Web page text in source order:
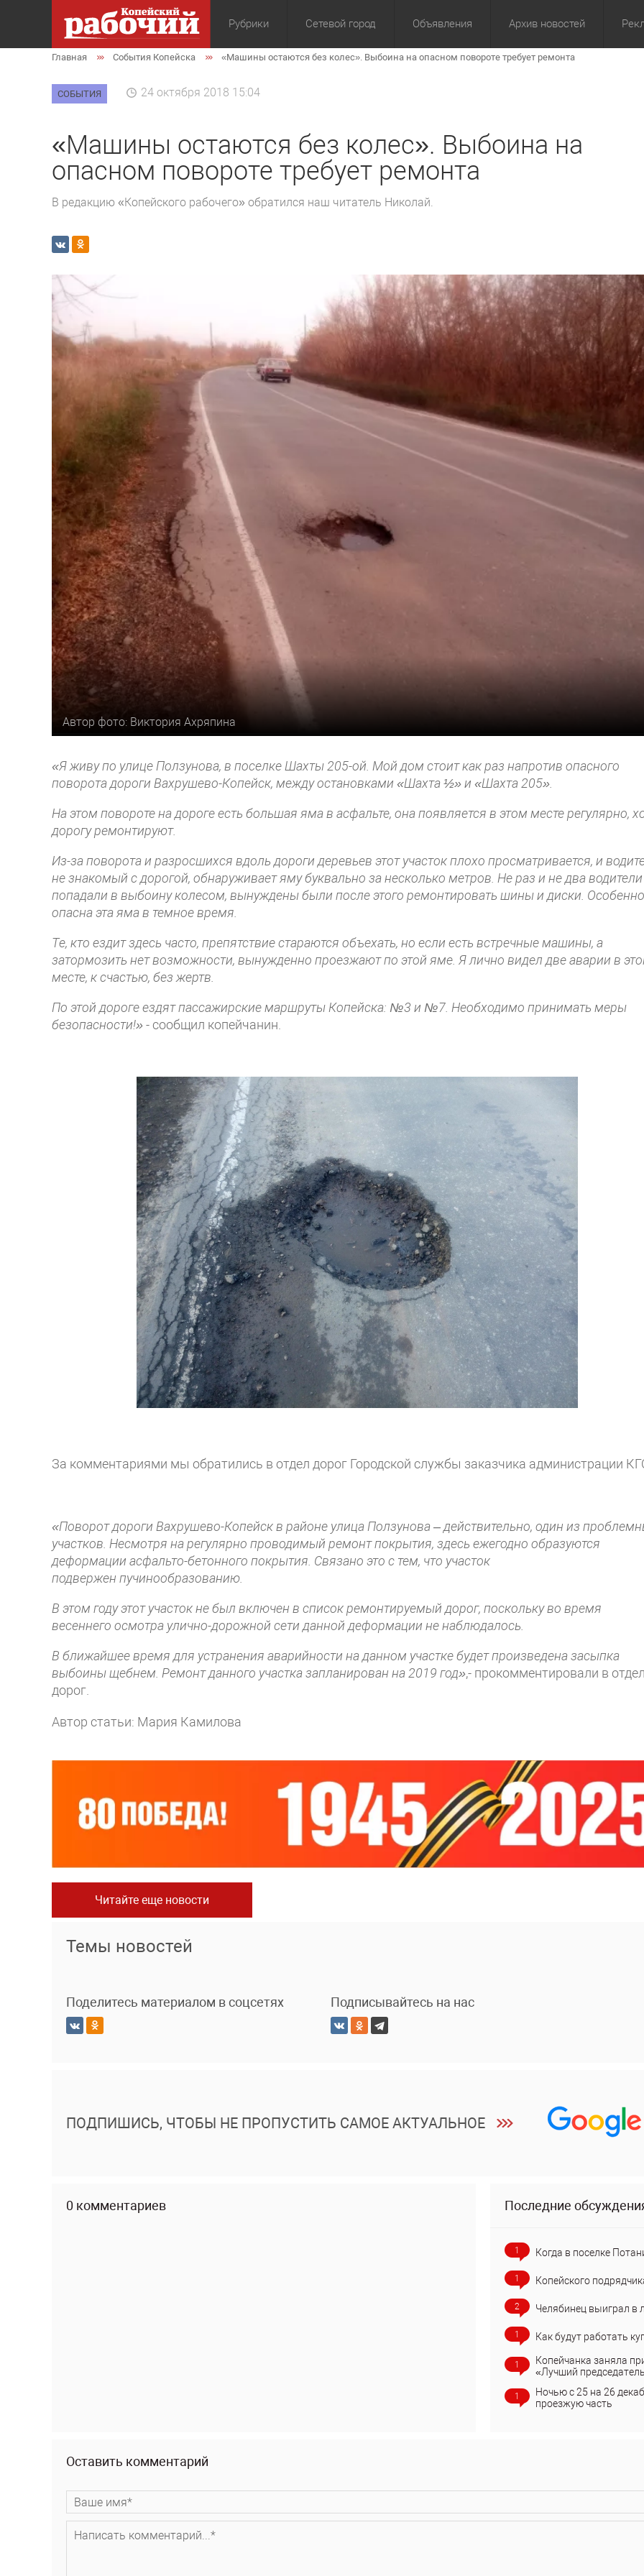
Рубрики
Общество Экономика Культура Политика Спорт ЖКХ
Сетевой город Объявления Архив новостей
За сутки За 3 дня
Главная События Копейска «Машины остаются без колес». Выбоина на опасном повороте требует ремонта
СОБЫТИЯ 24 октября 2018 15:04
«Машины остаются без колес». Выбоина на
опасном повороте требует ремонта
В редакцию «Копейского рабочего» обратился наш читатель Николай.
Автор фото: Виктория Ахряпина
«Я живу по улице Ползунова, в поселке Шахты 205-ой. Мой дом стоит как раз напротив опасного
поворота дороги Вахрушево-Копейск, между остановками «Шахта ½» и «Шахта 205»
На этом повороте на дороге есть большая яма в асфальте, она появляется в этом месте регулярно,
дорогу ремонтируют.
Из-за поворота и разросшихся вдоль дороги деревьев этот участок плохо просматривается, и
не знакомый с дорогой, обнаруживает яму буквально за несколько метров. Не раз и не два водители
попадали в выбоину колесом, вынуждены были после этого ремонтировать шины и диски. Особенно
опасна эта яма в темное время.
Те, кто ездит здесь часто, препятствие стараются объехать, но если есть встречные машины, а
затормозить нет возможности, вынужденно проезжают по этой яме. Я лично видел две аварии в
месте, к счастью, без жертв.
По этой дороге ездят пассажирские маршруты Копейска: №3 и №7. Необходимо принимать меры
безопасности!»- сообщил копейчанин.
За комментариями мы обратились в отдел дорог Городской службы заказчика администрации
«Поворот дороги Вахрушево-Копейск в районе улица Ползунова – действительно, один из
участков. Несмотря на регулярно проводимый ремонт покрытия, здесь ежегодно образуются
деформации асфальто-бетонного покрытия. Связано это с тем, что участок
подвержен пучинообразованию.
В этом году этот участок не был включен в список ремонтируемый дорог, поскольку во время
весеннего осмотра улично-дорожной сети данной деформации не наблюдалось.
В ближайшее время для устранения аварийности на данном участке будет произведена засыпка
выбоины щебнем. Ремонт данного участка запланирован на 2019 год»,- прокомментировали в
дорог.
Автор статьи: Мария Камилова
Читайте еще новости
Темы новостей
Поделитесь материалом в соцсетях Подписывайтесь на нас
ПОДПИШИСЬ, ЧТОБЫ НЕ ПРОПУСТИТЬ САМОЕ АКТУАЛЬНОЕ
0 комментариев Последние
1 Когда в поселке
1 Копейского
2 Челябинец выиграл в
1 Как будут работать
1
Копейчанка заняла
«Лучший
1
Ночью с 25 на 26
проезжую часть
Оставить комментарий